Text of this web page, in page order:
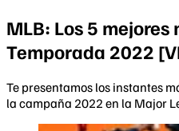
MLB: Los 5 mejores
Temporada 2022
Te presentamos los instantes
la campaña 2022 en la Major